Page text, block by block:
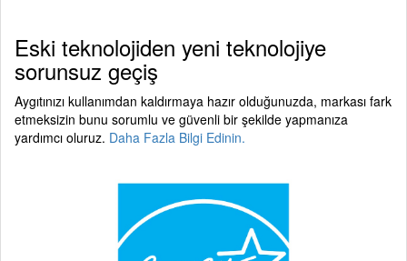
Eski teknolojiden yeni teknolojiye
sorunsuz geçiş
Aygıtınızı kullanımdan kaldırmaya hazır olduğunuzda, markası fark
etmeksizin bunu sorumlu ve güvenli bir şekilde yapmanıza
yardımcı oluruz. Daha Fazla Bilgi Edinin.